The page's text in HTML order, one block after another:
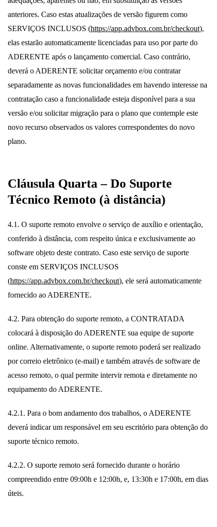
anteriores. Caso estas atualizações de versão figurem como
SERVIÇOS INCLUSOS (https://app.advbox.com.br/checkout),
elas estarão automaticamente licenciadas para uso por parte do
ADERENTE após o lançamento comercial. Caso contrário,
deverá o ADERENTE solicitar orçamento e/ou contratar
separadamente as novas funcionalidades em havendo interesse na
contratação caso a funcionalidade esteja disponível para a sua
versão e/ou solicitar migração para o plano que contemple este
novo recurso observados os valores correspondentes do novo
plano.
Cláusula Quarta – Do Suporte
Técnico Remoto (à distância)
4.1. O suporte remoto envolve o serviço de auxílio e orientação,
conferido à distância, com respeito única e exclusivamente ao
software objeto deste contrato. Caso este serviço de suporte
conste em SERVIÇOS INCLUSOS
(https://app.advbox.com.br/checkout), ele será automaticamente
fornecido ao ADERENTE.
4.2. Para obtenção do suporte remoto, a CONTRATADA
colocará à disposição do ADERENTE sua equipe de suporte
online. Alternativamente, o suporte remoto poderá ser realizado
por correio eletrônico (e-mail) e também através de software de
acesso remoto, o qual permite intervir remota e diretamente no
equipamento do ADERENTE.
4.2.1. Para o bom andamento dos trabalhos, o ADERENTE
deverá indicar um responsável em seu escritório para obtenção do
suporte técnico remoto.
4.2.2. O suporte remoto será fornecido durante o horário
compreendido entre 09:00h e 12:00h, e, 13:30h e 17:00h, em dias
úteis.